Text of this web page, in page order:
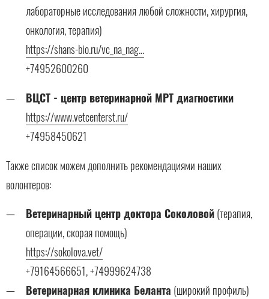
лабораторные исследования любой сложности, хирургия,
онкология, терапия)
https://shans-bio.ru/vc_na_nag...
+74952600260
ВЦСТ - центр ветеринарной МРТ диагностики
https://www.vetcenterst.ru/
+74958450621
Также список можем дополнить рекомендациями наших
волонтеров:
Ветеринарный центр доктора Соколовой(терапия,
операции, скорая помощь)
https://sokolova.vet/
+79164566651, +74999624738
Ветеринарная клиника Беланта (широкий профиль)